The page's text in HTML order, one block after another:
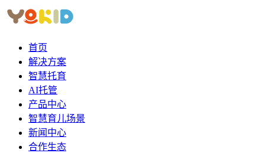
首页
解决方案
智慧托育
AI托管
产品中心
智慧育儿场景
新闻中心
合作生态